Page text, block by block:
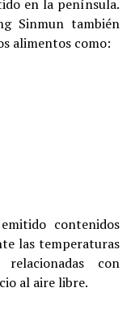
en la península.
Sinmun también
alimentos como:
contenidos
las temperaturas
relacionadas con
al aire libre.